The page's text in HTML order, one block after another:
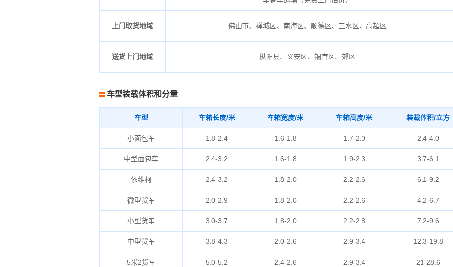
上门取货地域 佛山市、禅城区、南海区、顺德区、三水区、高超区
送货上门地域 枞阳县、义安区、铜官区、郊区
车型装载体积和分量
车型 车箱长度/米 车箱宽度/米 车箱高度/米 装载体积/立方
小面包车 1.8-2.4 1.6-1.8 1.7-2.0 2.4-4.0
中型面包车 2.4-3.2 1.6-1.8 1.9-2.3 3.7-6.1
依维柯 2.4-3.2 1.8-2.0 2.2-2.6 6.1-9.2
微型货车 2.0-2.9 1.8-2.0 2.2-2.6 4.2-6.7
小型货车 3.0-3.7 1.8-2.0 2.2-2.8 7.2-9.6
中型货车 3.8-4.3 2.0-2.6 2.9-3.4 12.3-19.8
5米2货车 5.0-5.2 2.4-2.6 2.9-3.4 21-28.6